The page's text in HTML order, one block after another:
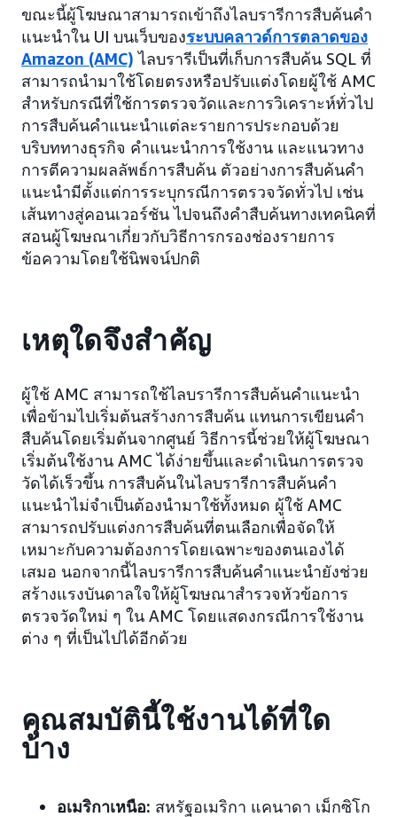
ขณะนี้ผู้โฆษณาสามารถเข้าถึงไลบรารีการสืบค้นคำ
แนะนำใน UI บนเว็บของระบบคลาวด์การตลาดของ
Amazon (AMC) ไลบรารีเป็นที่เก็บการสืบค้น SQL ที่
สามารถนำมาใช้โดยตรงหรือปรับแต่งโดยผู้ใช้ AMC
สำหรับกรณีที่ใช้การตรวจวัดและการวิเคราะห์ทั่วไป
การสืบค้นคำแนะนำแต่ละรายการประกอบด้วย
บริบททางธุรกิจ คำแนะนำการใช้งาน และแนวทาง
การตีความผลลัพธ์การสืบค้น ตัวอย่างการสืบค้นคำ
แนะนำมีตั้งแต่การระบุกรณีการตรวจวัดทั่วไป เช่น
เส้นทางสู่คอนเวอร์ชัน ไปจนถึงคำสืบค้นทางเทคนิคที่
สอนผู้โฆษณาเกี่ยวกับวิธีการกรองช่องรายการ
ข้อความโดยใช้นิพจน์ปกติ
เหตุใดจึงสำคัญ
ผู้ใช้ AMC สามารถใช้ไลบรารีการสืบค้นคำแนะนำ
เพื่อข้ามไปเริ่มต้นสร้างการสืบค้น แทนการเขียนคำ
สืบค้นโดยเริ่มต้นจากศูนย์ วิธีการนี้ช่วยให้ผู้โฆษณา
เริ่มต้นใช้งาน AMC ได้ง่ายขึ้นและดำเนินการตรวจ
วัดได้เร็วขึ้น การสืบค้นในไลบรารีการสืบค้นคำ
แนะนำไม่จำเป็นต้องนำมาใช้ทั้งหมด ผู้ใช้ AMC
สามารถปรับแต่งการสืบค้นที่ตนเลือกเพื่อจัดให้
เหมาะกับความต้องการโดยเฉพาะของตนเองได้
เสมอ นอกจากนี้ไลบรารีการสืบค้นคำแนะนำยังช่วย
สร้างแรงบันดาลใจให้ผู้โฆษณาสำรวจหัวข้อการ
ตรวจวัดใหม่ ๆ ใน AMC โดยแสดงกรณีการใช้งาน
ต่าง ๆ ที่เป็นไปได้อีกด้วย
คุณสมบัตินี้ใช้งานได้ที่ใด
บ้าง
อเมริกาเหนือ: สหรัฐอเมริกา แคนาดา เม็กซิโก